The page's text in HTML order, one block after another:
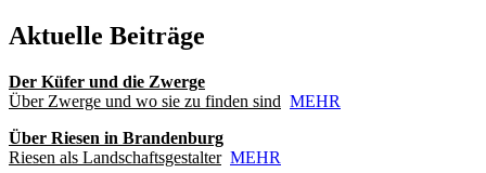
Aktuelle Beiträge
Der Küfer und die Zwerge
Über Zwerge und wo sie zu finden sind MEHR
Über Riesen in Brandenburg
Riesen als Landschaftsgestalter MEHR